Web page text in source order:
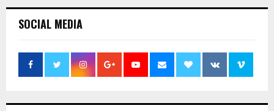
SOCIAL MEDIA